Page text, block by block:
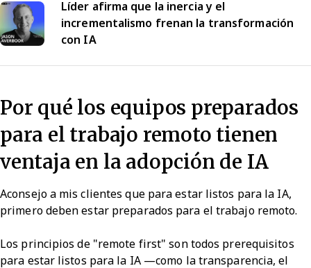
Líder afirma que la inercia y el
incrementalismo frenan la transformación
con IA
Por qué los equipos preparados
para el trabajo remoto tienen
ventaja en la adopción de IA
Aconsejo a mis clientes que para estar listos para la IA,
primero deben estar preparados para el trabajo remoto.
Los principios de "remote first" son todos prerequisitos
para estar listos para la IA —como la transparencia, el